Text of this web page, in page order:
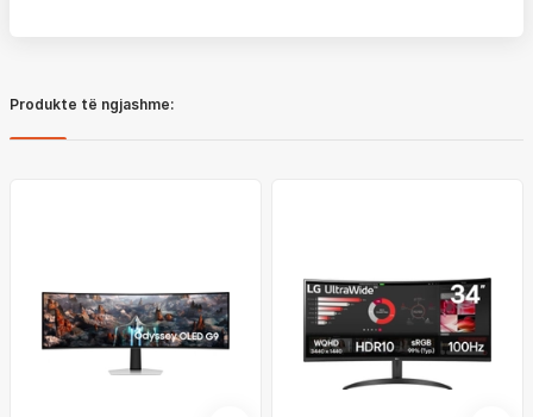
Produkte të ngjashme: